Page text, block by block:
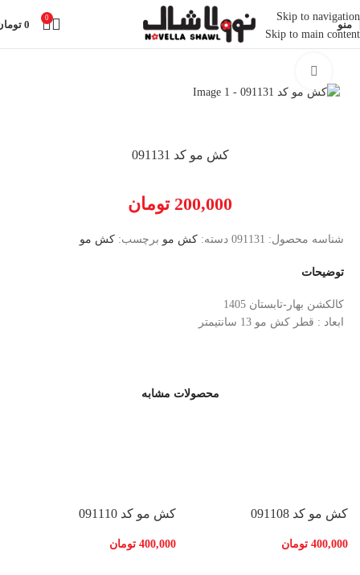
Skip to navigation
Skip to main content
منو
0
0
خانه اکسسوری کش مو
کش مو کد 091131
200,000 تومان
شناسه محصول: 091131 دسته: کش مو برچسب: کش مو
توضیحات
کالکشن بهار-تابستان 1405
ابعاد : قطر کش مو 13 سانتیمتر
محصولات مشابه
کش مو کد 091108
400,000 تومان
کش مو کد 091110
400,000 تومان